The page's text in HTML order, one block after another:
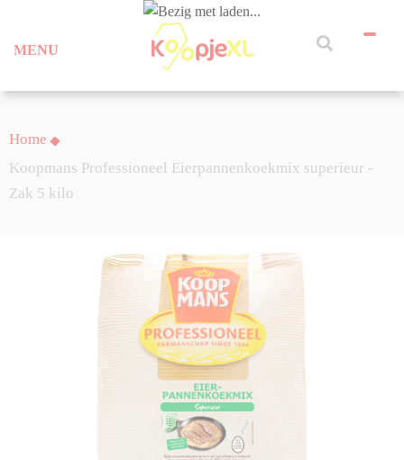
MENU
Home
Koopmans Professioneel Eierpannenkoekmix superieur -
Zak 5 kilo